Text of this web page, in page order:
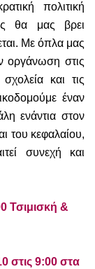
πολιτική
θα μας βρει
Με όπλα μας
οργάνωση στις
και τις
έναν
ενάντια στον
του κεφαλαίου,
συνεχή και
Τσιμισκή &
στις 9:00 στα